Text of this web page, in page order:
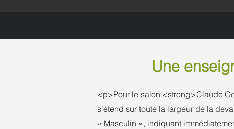
Une
<p>Pour le salon <strong>Claude
s'étend sur toute la largeur de la
« Masculin », indiquant